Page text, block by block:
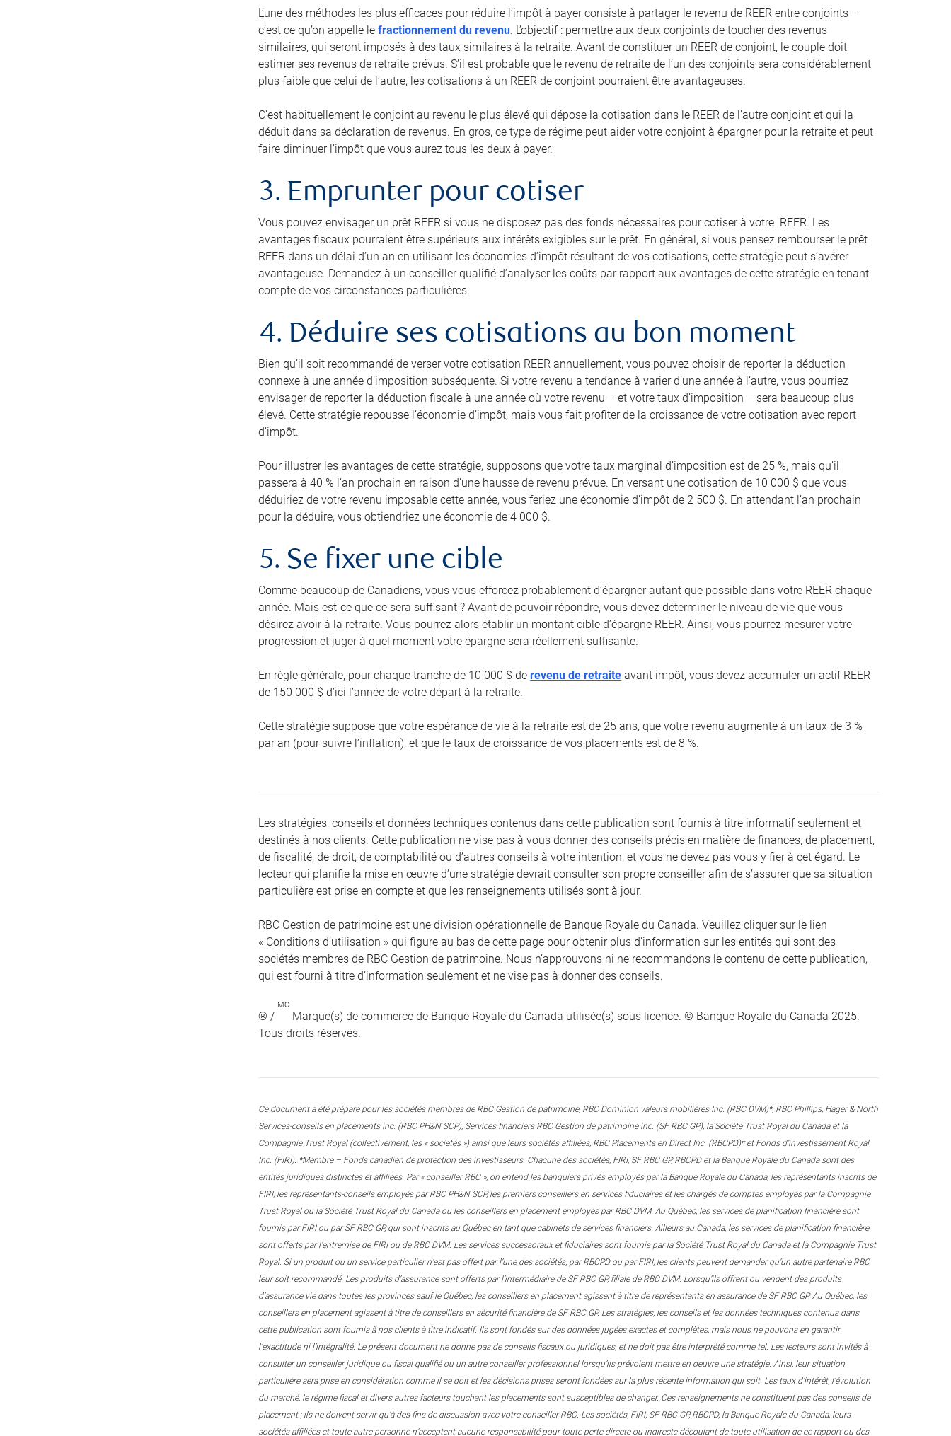
L’une des méthodes les plus efficaces pour réduire l’impôt à payer consiste à partager le revenu de REER entre conjoints –
c’est ce qu’on appelle lefractionnement du revenu. L’objectif : permettre aux deux conjoints de toucher des revenus
similaires, qui seront imposés à des taux similaires à la retraite. Avant de constituer un REER de conjoint, le couple doit
estimer ses revenus de retraite prévus. S’il est probable que le revenu de retraite de l’un des conjoints sera considérablement
plus faible que celui de l’autre, les cotisations à un REER de conjoint pourraient être avantageuses.
C’est habituellement le conjoint au revenu le plus élevé qui dépose la cotisation dans le REER de l’autre conjoint et qui la
déduit dans sa déclaration de revenus. En gros, ce type de régime peut aider votre conjoint à épargner pour la retraite et peut
faire diminuer l’impôt que vous aurez tous les deux à payer.
3. Emprunter pour cotiser
Vous pouvez envisager un prêt REER si vous ne disposez pas des fonds nécessaires pour cotiser à votre REER. Les
avantages fiscaux pourraient être supérieurs aux intérêts exigibles sur le prêt. En général, si vous pensez rembourser le prêt
REER dans un délai d’un an en utilisant les économies d’impôt résultant de vos cotisations, cette stratégie peut s’avérer
avantageuse. Demandez à un conseiller qualifié d’analyser les coûts par rapport aux avantages de cette stratégie en tenant
compte de vos circonstances particulières.
4. Déduire ses cotisations au bon moment
Bien qu’il soit recommandé de verser votre cotisation REER annuellement, vous pouvez choisir de reporter la déduction
connexe à une année d’imposition subséquente. Si votre revenu a tendance à varier d’une année à l’autre, vous pourriez
envisager de reporter la déduction fiscale à une année où votre revenu – et votre taux d’imposition – sera beaucoup plus
élevé. Cette stratégie repousse l’économie d’impôt, mais vous fait profiter de la croissance de votre cotisation avec report
d’impôt.
Pour illustrer les avantages de cette stratégie, supposons que votre taux marginal d’imposition est de 25 %, mais qu’il
passera à 40 % l’an prochain en raison d’une hausse de revenu prévue. En versant une cotisation de 10 000 $ que vous
déduiriez de votre revenu imposable cette année, vous feriez une économie d’impôt de 2 500 $. En attendant l’an prochain
pour la déduire, vous obtiendriez une économie de 4 000 $.
5. Se fixer une cible
Comme beaucoup de Canadiens, vous vous efforcez probablement d’épargner autant que possible dans votre REER chaque
année. Mais est-ce que ce sera suffisant ? Avant de pouvoir répondre, vous devez déterminer le niveau de vie que vous
désirez avoir à la retraite. Vous pourrez alors établir un montant cible d’épargne REER. Ainsi, vous pourrez mesurer votre
progression et juger à quel moment votre épargne sera réellement suffisante.
En règle générale, pour chaque tranche de 10 000 $ derevenu de retraite avant impôt, vous devez accumuler un actif REER
de 150 000 $ d’ici l’année de votre départ à la retraite.
Cette stratégie suppose que votre espérance de vie à la retraite est de 25 ans, que votre revenu augmente à un taux de 3 %
par an (pour suivre l’inflation), et que le taux de croissance de vos placements est de 8 %.
Les stratégies, conseils et données techniques contenus dans cette publication sont fournis à titre informatif seulement et
destinés à nos clients. Cette publication ne vise pas à vous donner des conseils précis en matière de finances, de placement,
de fiscalité, de droit, de comptabilité ou d’autres conseils à votre intention, et vous ne devez pas vous y fier à cet égard. Le
lecteur qui planifie la mise en œuvre d’une stratégie devrait consulter son propre conseiller afin de s’assurer que sa situation
particulière est prise en compte et que les renseignements utilisés sont à jour.
RBC Gestion de patrimoine est une division opérationnelle de Banque Royale du Canada. Veuillez cliquer sur le lien
« Conditions d’utilisation » qui figure au bas de cette page pour obtenir plus d’information sur les entités qui sont des
sociétés membres de RBC Gestion de patrimoine. Nous n’approuvons ni ne recommandons le contenu de cette publication,
qui est fourni à titre d’information seulement et ne vise pas à donner des conseils.
® /
MC
Marque(s) de commerce de Banque Royale du Canada utilisée(s) sous licence. © Banque Royale du Canada 2025.
Tous droits réservés.
Ce document a été préparé pour les sociétés membres de RBC Gestion de patrimoine, RBC Dominion valeurs mobilières Inc. (RBC DVM)*, RBC Phillips, Hager & North
Services-conseils en placements inc. (RBC PH&N SCP), Services financiers RBC Gestion de patrimoine inc. (SF RBC GP), la Société Trust Royal du Canada et la
Compagnie Trust Royal (collectivement, les « sociétés ») ainsi que leurs sociétés affiliées, RBC Placements en Direct Inc. (RBCPD)* et Fonds d’investissement Royal
Inc. (FIRI). *Membre – Fonds canadien de protection des investisseurs. Chacune des sociétés, FIRI, SF RBC GP, RBCPD et la Banque Royale du Canada sont des
entités juridiques distinctes et affiliées. Par « conseiller RBC », on entend les banquiers privés employés par la Banque Royale du Canada, les représentants inscrits de
FIRI, les représentants-conseils employés par RBC PH&N SCP, les premiers conseillers en services fiduciaires et les chargés de comptes employés par la Compagnie
Trust Royal ou la Société Trust Royal du Canada ou les conseillers en placement employés par RBC DVM. Au Québec, les services de planification financière sont
fournis par FIRI ou par SF RBC GP, qui sont inscrits au Québec en tant que cabinets de services financiers. Ailleurs au Canada, les services de planification financière
sont offerts par l’entremise de FIRI ou de RBC DVM. Les services successoraux et fiduciaires sont fournis par la Société Trust Royal du Canada et la Compagnie Trust
Royal. Si un produit ou un service particulier n’est pas offert par l’une des sociétés, par RBCPD ou par FIRI, les clients peuvent demander qu’un autre partenaire RBC
leur soit recommandé. Les produits d’assurance sont offerts par l’intermédiaire de SF RBC GP, filiale de RBC DVM. Lorsqu’ils offrent ou vendent des produits
d’assurance vie dans toutes les provinces sauf le Québec, les conseillers en placement agissent à titre de représentants en assurance de SF RBC GP. Au Québec, les
conseillers en placement agissent à titre de conseillers en sécurité financière de SF RBC GP. Les stratégies, les conseils et les données techniques contenus dans
cette publication sont fournis à nos clients à titre indicatif. Ils sont fondés sur des données jugées exactes et complètes, mais nous ne pouvons en garantir
l’exactitude ni l’intégralité. Le présent document ne donne pas de conseils fiscaux ou juridiques, et ne doit pas être interprété comme tel. Les lecteurs sont invités à
consulter un conseiller juridique ou fiscal qualifié ou un autre conseiller professionnel lorsqu’ils prévoient mettre en oeuvre une stratégie. Ainsi, leur situation
particulière sera prise en considération comme il se doit et les décisions prises seront fondées sur la plus récente information qui soit. Les taux d’intérêt, l’évolution
du marché, le régime fiscal et divers autres facteurs touchant les placements sont susceptibles de changer. Ces renseignements ne constituent pas des conseils de
placement ; ils ne doivent servir qu’à des fins de discussion avec votre conseiller RBC. Les sociétés, FIRI, SF RBC GP, RBCPD, la Banque Royale du Canada, leurs
sociétés affiliées et toute autre personne n’acceptent aucune responsabilité pour toute perte directe ou indirecte découlant de toute utilisation de ce rapport ou des